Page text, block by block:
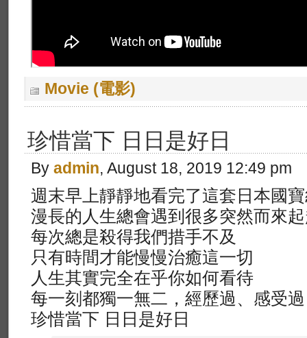
Movie (電影)
珍惜當下 日日是好日
By admin, August 18, 2019 12:49 pm
週末早上靜靜地看完了這套日本國
漫長的人生總會遇到很多突然而來
每次總是殺得我們措手不及
只有時間才能慢慢治癒這一切
人生其實完全在乎你如何看待
每一刻都獨一無二，經歷過、感受
珍惜當下 日日是好日